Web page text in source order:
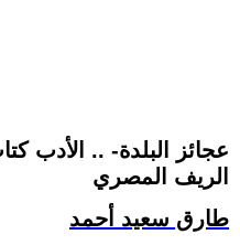
عجائز البلدة- .. الأدب
الريف المصري
طارق سعيد أحمد